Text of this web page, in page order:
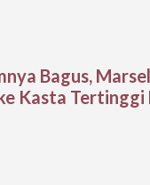
Bagus,
Kasta Tertinggi